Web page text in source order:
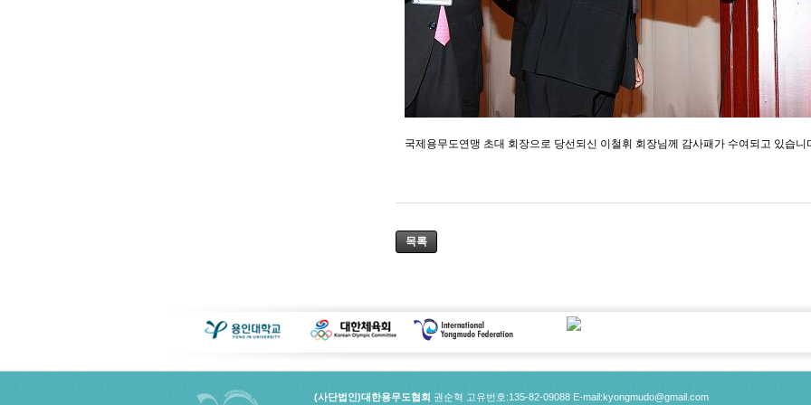
국제용무도연맹 초대 회장으로 당선되신 이철휘 회장님께 감사패가 수여되고 있습니
목록
(사단법인)대한용무도협회 권순혁 고유번호:135-82-09088 E-mail:kyongmudo@gmail.com